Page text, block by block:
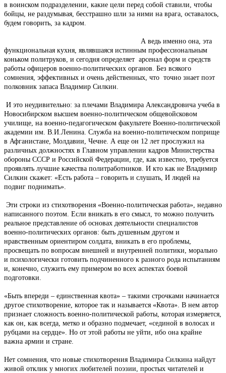
в воинском подразделении, какие цели перед собой ставили, чтобы
бойцы, не раздумывая, бесстрашно шли за ними на врага, оставалось,
будем говорить, за кадром.
А ведь именно она, эта
функциональная кухня, являвшаяся истинным профессиональным
коньком политруков, и сегодня определяет арсенал форм и средств
работы офицеров военно-политических органов. Без всякого
сомнения, эффективных и очень действенных, что точно знает поэт
полковник запаса Владимир Силкин.
И это неудивительно: за плечами Владимира Александровича учеба в
Новосибирском высшем военно-политическом общевойсковом
училище, на военно-педагогическом факультете Военно-политической
академии им. В.И.Ленина. Служба на военно-политическом поприще
в Афганистане, Молдавии, Чечне. А еще он 12 лет прослужил на
различных должностях в Главном управлении кадров Министерства
обороны СССР и Российской Федерации, где, как известно, требуется
проявлять лучшие качества политработников. И кто как не Владимир
Силкин скажет: «Есть работа – говорить и слушать, И людей на
подвиг поднимать».
Эти строки из стихотворения «Военно-политическая работа», недавно
написанного поэтом. Если вникать в его смысл, то можно получить
реальное представление об основах деятельности специалистов
военно-политических органов: быть душевным другом и
нравственным ориентиром солдата, вникать в его проблемы,
просвещать по вопросам внешней и внутренней политики, морально
и психологически готовить подчиненного к разного рода испытаниям
и, конечно, служить ему примером во всех аспектах боевой
подготовки.
«Быть впереди – единственная квота» – такими строчками начинается
другое стихотворение, которое так и называется «Квота». В нем автор
признает сложность военно-политической работы, которая измеряется,
как он, как всегда, метко и образно подмечает, «сединой в волосах и
рубцами на сердце». Но от этой работы не уйти, ибо она крайне
важна армии и стране.
Нет сомнения, что новые стихотворения Владимира Силкина найдут
живой отклик у многих любителей поэзии, простых читателей и